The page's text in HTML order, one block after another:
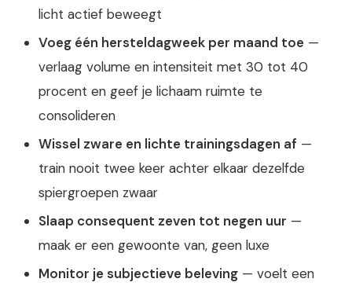
licht actief beweegt
Voeg één hersteldagweek per maand toe —
verlaag volume en intensiteit met 30 tot 40
procent en geef je lichaam ruimte te
consolideren
Wissel zware en lichte trainingsdagen af —
train nooit twee keer achter elkaar dezelfde
spiergroepen zwaar
Slaap consequent zeven tot negen uur —
maak er een gewoonte van, geen luxe
Monitor je subjectieve beleving — voelt een